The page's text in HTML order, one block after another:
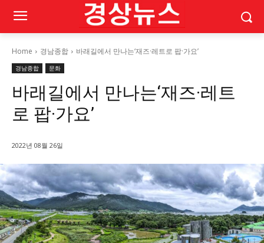
Home 경남종합 바래길에서 만나는‘재즈·레트로 팝·가요’
경남종합 문화
바래길에서 만나는‘재즈·레트
로 팝·가요’
2022년 08월 26일